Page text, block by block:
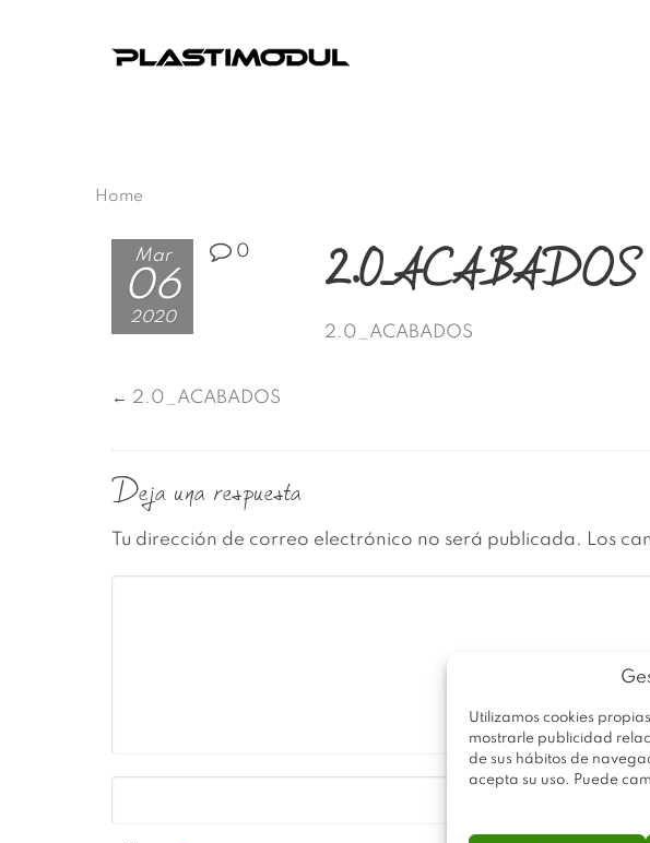
Utilizamos cookies
mostrarle publicidad
de sus hábitos de
acepta su uso. Puede
Home
Mar
06
2020
0 2.0_ACABADOS
2.0_ACABADOS
← 2.0_ACABADOS
Deja una respuesta
Tu dirección de correo electrónico no será publicada. Los